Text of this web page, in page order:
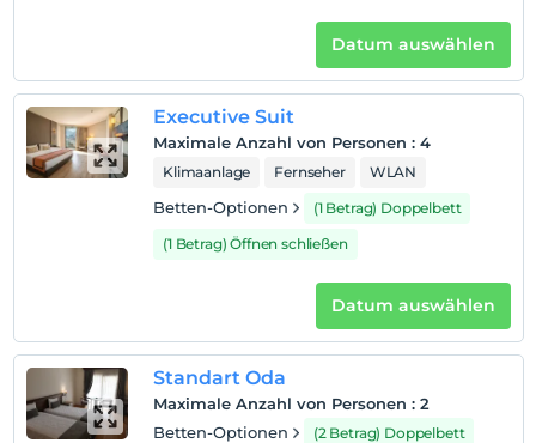
Datum auswählen
Executive Suit
Maximale Anzahl von Personen : 4
Klimaanlage Fernseher WLAN
Betten-Optionen
(1 Betrag) Doppelbett
(1 Betrag) Öffnen schließen
Datum auswählen
Standart Oda
Maximale Anzahl von Personen : 2
Betten-Optionen
(2 Betrag) Doppelbett